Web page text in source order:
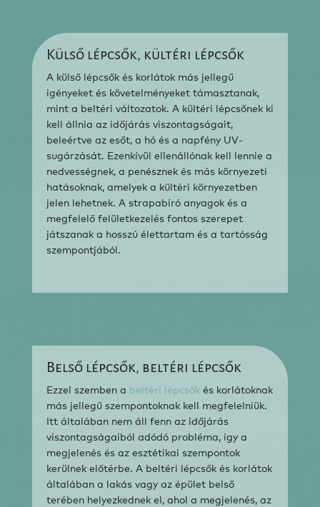
Külső lépcsők, kültéri lépcsők
A külső lépcsők és korlátok más jellegű
igényeket és követelményeket támasztanak,
mint a beltéri változatok. A kültéri lépcsőnek ki
kell állnia az időjárás viszontagságait,
beleértve az esőt, a hó és a napfény UV-
sugárzását. Ezenkívül ellenállónak kell lennie a
nedvességnek, a penésznek és más környezeti
hatásoknak, amelyek a kültéri környezetben
jelen lehetnek. A strapabíró anyagok és a
megfelelő felületkezelés fontos szerepet
játszanak a hosszú élettartam és a tartósság
szempontjából.
Belső lépcsők, beltéri lépcsők
Ezzel szemben a beltéri lépcsőkés korlátoknak
más jellegű szempontoknak kell megfelelniük.
Itt általában nem áll fenn az időjárás
viszontagságaiból adódó probléma, így a
megjelenés és az esztétikai szempontok
kerülnek előtérbe. A beltéri lépcsők és korlátok
általában a lakás vagy az épület belső
terében helyezkednek el, ahol a megjelenés, az